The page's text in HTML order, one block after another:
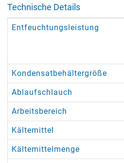
Technische Details
Entfeuchtungsleistung
Kondensatbehältergröße
Ablaufschlauch
Arbeitsbereich
Kältemittel
Kältemittelmenge